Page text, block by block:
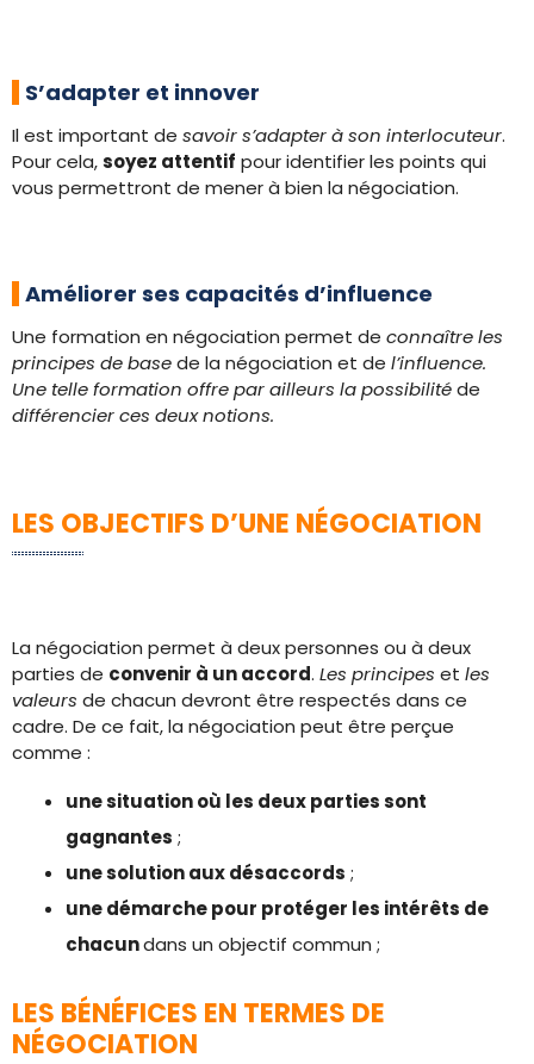
S’adapter et innover
Il est important de savoir s’adapter à son interlocuteur.
Pour cela,soyez attentif pour identifier les points qui
vous permettront de mener à bien la négociation.
Améliorer ses capacités d’influence
Une formation en négociation permet de connaître les
principes de basede la négociation et de l’influence.
Une telle formation offre par ailleurs la possibilitéde
différencier ces deux notions.
LES OBJECTIFS D’UNE NÉGOCIATION
La négociation permet à deux personnes ou à deux
parties de convenir à un accord. Les principes et les
valeurs de chacun devront être respectés dans ce
cadre. De ce fait, la négociation peut être perçue
comme :
une situation où les deux parties sont
gagnantes ;
une solution aux désaccords ;
une démarche pour protéger les intérêts de
chacundans un objectif commun ;
LES BÉNÉFICES EN TERMES DE
NÉGOCIATION